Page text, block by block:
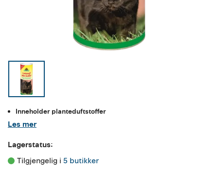
Inneholder planteduftstoffer
Les mer
Lagerstatus:
Tilgjengelig i 5 butikker